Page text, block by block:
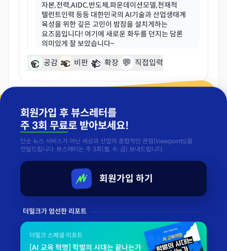
자본,전력,AIDC,반도체,파운데이션모델,천재적
텔런트인력 등등 대한민국의 AI기술과 산업생태계
육성을 위한 깊은 고민이 밤잠을 설치게하는
요즈음입니다! 여기에 새로운 화두를 던지는 담론
공감 비판 확장 💬 직접입력
회원가입 후 뷰스레터를
주 3회 무료로 받아보세요!
단순 뉴스 서비스가 아닌 세상과 산업의 종합적인 관점(Viewpoints)을
전달드립니다. 뷰스레터는 주 3회(월, 수, 금) 보내드립니다.
회원가입 하기
더밀크가 엄선한 리포트
더밀크 스페셜 리포트
[AI 교육 혁명] 학벌의 시대는 끝나는가